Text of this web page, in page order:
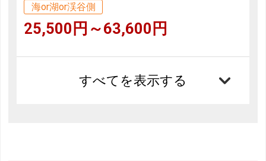
海or湖or渓谷側
25,500円～63,600円
すべてを表示する